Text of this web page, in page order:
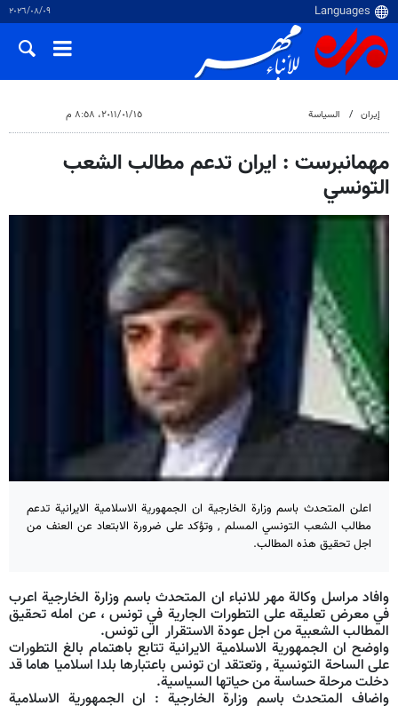
٠٩‏/٠٨‏/٢٠٢٦
إيران السياسة ١٥‏/٠١‏/٢٠١١، ٨:٥٨ م
مهمانبرست : ايران تدعم مطالب الشعب
التونسي
اعلن المتحدث باسم وزارة الخارجية ان الجمهورية الاسلامية الايرانية تدعم
مطالب الشعب التونسي المسلم , وتؤكد على ضرورة الابتعاد عن العنف من
اجل تحقيق هذه المطالب.
وافاد مراسل وكالة مهر للانباء ان المتحدث باسم وزارة الخارجية اعرب
في معرض تعليقه على التطورات الجارية في تونس ، عن امله تحقيق
المطالب الشعبية من اجل عودة الاستقرار الى تونس.
واوضح ان الجمهورية الاسلامية الايرانية تتابع باهتمام بالغ التطورات
على الساحة التونسية , وتعتقد ان تونس باعتبارها بلدا اسلاميا هاما قد
دخلت مرحلة حساسة من حياتها السياسية.
واضاف المتحدث باسم وزارة الخارجية : ان الجمهورية الاسلامية